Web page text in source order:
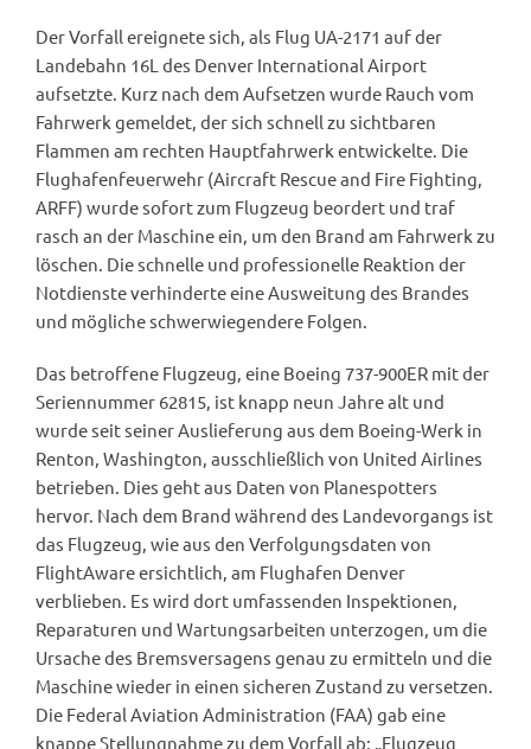
Der Vorfall ereignete sich, als Flug UA-2171 auf der
Landebahn 16L des Denver International Airport
aufsetzte. Kurz nach dem Aufsetzen wurde Rauch vom
Fahrwerk gemeldet, der sich schnell zu sichtbaren
Flammen am rechten Hauptfahrwerk entwickelte. Die
Flughafenfeuerwehr (Aircraft Rescue and Fire Fighting,
ARFF) wurde sofort zum Flugzeug beordert und traf
rasch an der Maschine ein, um den Brand am Fahrwerk zu
löschen. Die schnelle und professionelle Reaktion der
Notdienste verhinderte eine Ausweitung des Brandes
und mögliche schwerwiegendere Folgen.
Das betroffene Flugzeug, eine Boeing 737-900ER mit der
Seriennummer 62815, ist knapp neun Jahre alt und
wurde seit seiner Auslieferung aus dem Boeing-Werk in
Renton, Washington, ausschließlich von United Airlines
betrieben. Dies geht aus Daten von Planespotters
hervor. Nach dem Brand während des Landevorgangs ist
das Flugzeug, wie aus den Verfolgungsdaten von
FlightAware ersichtlich, am Flughafen Denver
verblieben. Es wird dort umfassenden Inspektionen,
Reparaturen und Wartungsarbeiten unterzogen, um die
Ursache des Bremsversagens genau zu ermitteln und die
Maschine wieder in einen sicheren Zustand zu versetzen.
Die Federal Aviation Administration (FAA) gab eine
knappe Stellungnahme zu dem Vorfall ab: „Flugzeug